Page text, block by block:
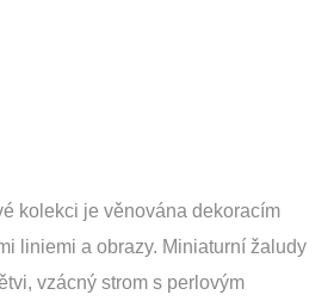
kolekci je věnována dekoracím
liniemi a obrazy. Miniaturní žaludy
vzácný strom s perlovým